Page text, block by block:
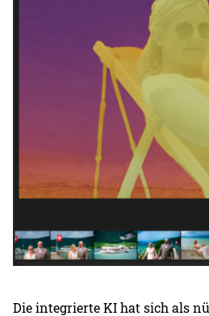
Die integrierte KI hat sich als